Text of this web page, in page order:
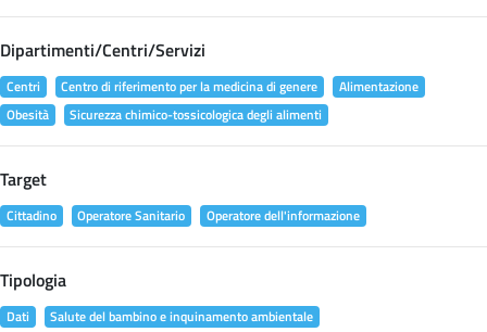
Dipartimenti/Centri/Servizi
Centri Centro di riferimento per la medicina di genere
Alimentazione
Obesità
Sicurezza chimico-tossicologica degli alimenti
Target
Cittadino Operatore Sanitario Operatore dell'informazione
Tipologia
Dati
Salute del bambino e inquinamento ambientale